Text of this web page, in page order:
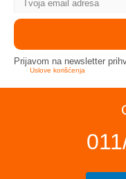
Prijavom na newsletter
Uslove korišćenja